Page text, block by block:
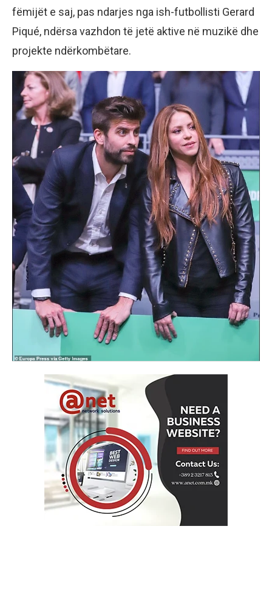
fëmijët e saj, pas ndarjes nga ish-futbollisti Gerard
Piqué, ndërsa vazhdon të jetë aktive në muzikë dhe
projekte ndërkombëtare.